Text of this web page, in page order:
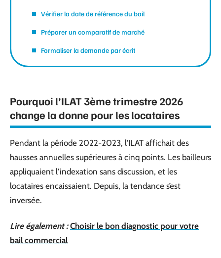
Vérifier la date de référence du bail
Préparer un comparatif de marché
Formaliser la demande par écrit
Pourquoi l’ILAT 3ème trimestre 2026
change la donne pour les locataires
Pendant la période 2022-2023, l’ILAT affichait des
hausses annuelles supérieures à cinq points. Les bailleurs
appliquaient l’indexation sans discussion, et les
locataires encaissaient. Depuis, la tendance s’est
inversée.
Lire également : Choisir le bon diagnostic pour votre
bail commercial